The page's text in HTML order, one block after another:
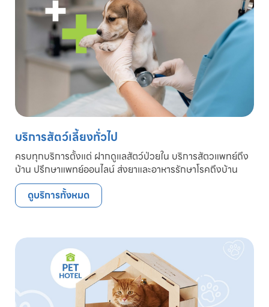
บริการสัตว์เลี้ยงทั่วไป
ครบทุกบริการตั้งแต่ ฝากดูแลสัตว์ป่วยใน บริการสัตวแพทย์ถึง
บ้าน ปรึกษาแพทย์ออนไลน์ ส่งยาและอาหารรักษาโรคถึงบ้าน
ดูบริการทั้งหมด